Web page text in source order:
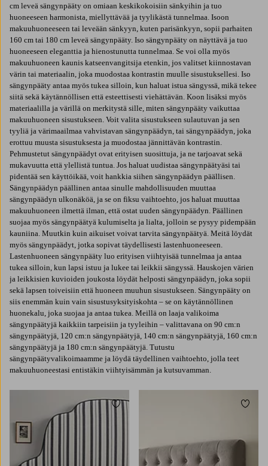
cm leveä sängynpääty on omiaan keskikokoisiin sänkyihin ja tuo
huoneeseen harmonista, miellyttävää ja tyylikästä tunnelmaa. Isoon
makuuhuoneeseen tai leveään sänkyyn, kuten parisänkyyn, sopii parhaiten
160 cm tai 180 cm leveä sängynpääty. Iso sängynpääty on näyttävä ja tuo
huoneeseen eleganttia ja hienostunutta tunnelmaa. Se voi olla myös
makuuhuoneen kaunis katseenvangitsija etenkin, jos valitset kiinnostavan
värin tai materiaalin, joka muodostaa kontrastin muulle sisustuksellesi. Iso
sängynpääty antaa myös tukea silloin, kun haluat istua sängyssä, mikä tekee
siitä sekä käytännöllisen että esteettisesti viehättävän. Koon lisäksi myös
materiaalilla ja värillä on merkitystä sille, miten sängynpääty vaikuttaa
makuuhuoneen sisustukseen. Voit valita sisustukseen sulautuvan ja sen
tyyliä ja värimaailmaa vahvistavan sängynpäädyn, tai sängynpäädyn, joka
erottuu muusta sisustuksesta ja muodostaa jännittävän kontrastin.
Pehmustetut sängynpäädyt ovat erityisen suosittuja, ja ne tarjoavat sekä
mukavuutta että ylellistä tuntua. Jos haluat uudistaa sängynpäätyäsi tai
pidentää sen käyttöikää, voit hankkia siihen sängynpäädyn päällisen.
Sängynpäädyn päällinen antaa sinulle mahdollisuuden muuttaa
sängynpäädyn ulkonäköä, ja se on fiksu vaihtoehto, jos haluat muuttaa
makuuhuoneen ilmettä ilman, että ostat uuden sängynpäädyn. Päällinen
suojaa myös sängynpäätyä kulumiselta ja lialta, jolloin se pysyy pidempään
kauniina. Muutkin kuin aikuiset voivat tarvita sängynpäätyä. Meitä löydät
myös sängynpäädyt, jotka sopivat täydellisesti lastenhuoneeseen.
Lastenhuoneen sängynpääty luo erityisen viihtyisää tunnelmaa ja antaa
tukea silloin, kun lapsi istuu ja lukee tai leikkii sängyssä. Hauskojen värien
ja leikkisien kuvioiden joukosta löydät helposti sängynpäädyn, joka sopii
sekä lapsen toiveisiin että huoneen muuhun sisustukseen. Sängynpääty on
siis enemmän kuin vain sisustusyksityiskohta – se on käytännöllinen
huonekalu, joka suojaa ja antaa tukea. Meillä on laaja valikoima
sängynpäätyjä kaikkiin tarpeisiin ja tyyleihin – valittavana on 90 cm:n
sängynpäätyjä, 120 cm:n sängynpäätyjä, 140 cm:n sängynpäätyjä, 160 cm:n
sängynpäätyjä ja 180 cm:n sängynpäätyjä. Tutustu
sängynpäätyvalikoimaamme ja löydä täydellinen vaihtoehto, jolla teet
makuuhuoneestasi entistäkin viihtyisämmän ja kutsuvamman.
Lisää suosikkeihin
160X200 180X200
Lisää